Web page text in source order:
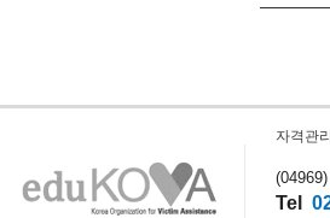
자격관
Tel